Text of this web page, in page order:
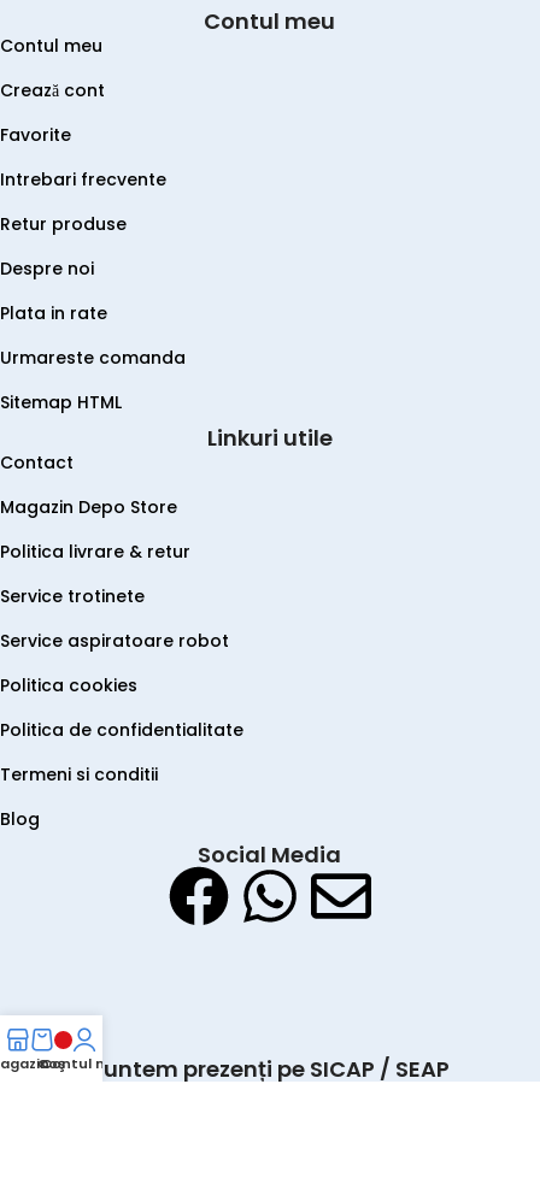
Contul meu
Contul meu
Crează cont
Favorite
Intrebari frecvente
Retur produse
Despre noi
Plata in rate
Urmareste comanda
Sitemap HTML
Linkuri utile
Contact
Magazin Depo Store
Politica livrare & retur
Service trotinete
Service aspiratoare robot
Politica cookies
Politica de confidentialitate
Termeni si conditii
Blog
Social Media
Suntem prezenți pe SICAP / SEAP
Coş
Contul meu